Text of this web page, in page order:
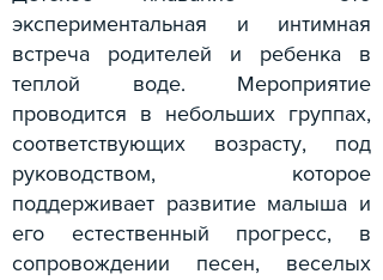
экспериментальная и интимная
встреча родителей и ребенка в
теплой воде. Мероприятие
проводится в небольших группах,
соответствующих возрасту, под
руководством, которое
поддерживает развитие малыша и
его естественный прогресс, в
сопровождении песен, веселых